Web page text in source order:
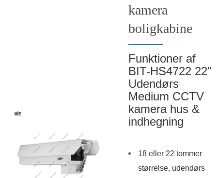
kamera
boligkabine
Funktioner af
BIT-HS4722 22"
Udendørs
Medium CCTV
kamera hus &
indhegning
18 eller 22 tommer
størrelse, udendørs